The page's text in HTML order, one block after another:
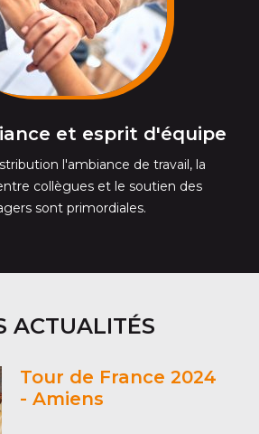
et esprit d'équipe
l'ambiance de travail, la
collègues et le soutien des
sont primordiales.
ACTUALITÉS
Tour de France 2024
- Amiens